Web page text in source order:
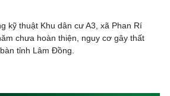
kỹ thuật Khu dân cư A3, xã Phan Rí
chưa hoàn thiện, nguy cơ gây thất
tỉnh Lâm Đồng.